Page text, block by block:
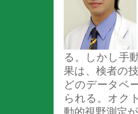
る。しかし手
果は、検者の
どのデータベ
られる。オク